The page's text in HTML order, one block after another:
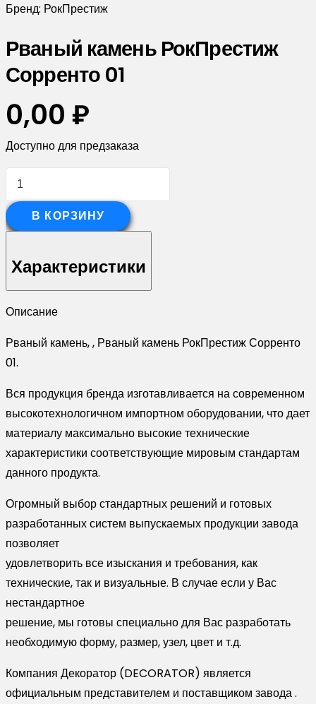
Бренд: РокПрестиж
Рваный камень РокПрестиж
Сорренто 01
0,00 ₽
Доступно для предзаказа
Количество
Рваный
камень
Сорренто
01
В КОРЗИНУ
Характеристики
Описание
Рваный камень, , Рваный камень РокПрестиж Сорренто
01.
Вся продукция бренда изготавливается на современном
высокотехнологичном импортном оборудовании, что дает
материалу максимально высокие технические
характеристики соответствующие мировым стандартам
данного продукта.
Огромный выбор стандартных решений и готовых
разработанных систем выпускаемых продукции завода
позволяет
удовлетворить все изыскания и требования, как
технические, так и визуальные. В случае если у Вас
нестандартное
решение, мы готовы специально для Вас разработать
необходимую форму, размер, узел, цвет и т.д.
Компания Декоратор (DECORATOR) является
официальным представителем и поставщиком завода .